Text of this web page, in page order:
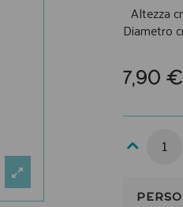
Altezza
Diametro
7,90 €